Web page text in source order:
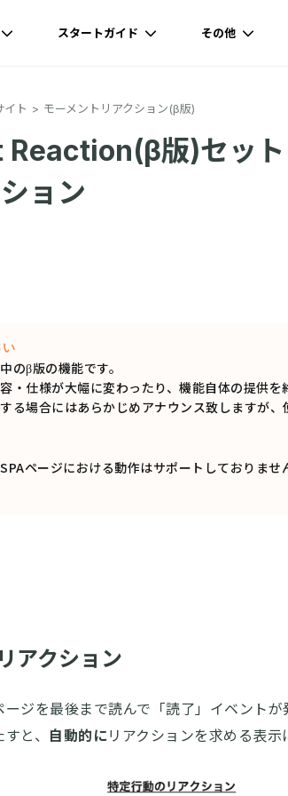
スタートガイド その他
イト モーメントリアクション(β版)
版)セッ
ョン
のβ版の機能です。
・仕様が大幅に変わったり、機能自体の提供を
る場合にはあらかじめアナウンス致しますが
ページにおける動作はサポートしておりませ
アクション
ジを最後まで読んで「読了」イベント
と、 自動的にリアクションを求める表示